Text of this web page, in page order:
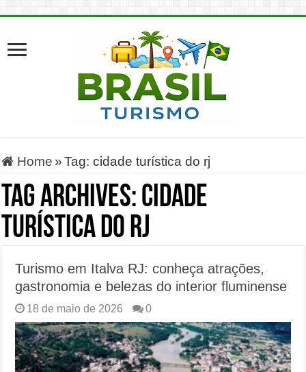
Home » Tag:cidade turística do rj
Tag Archives: cidade
turística do rj
Turismo em Italva RJ: conheça atrações,
gastronomia e belezas do interior fluminense
18 de maio de 2026 0